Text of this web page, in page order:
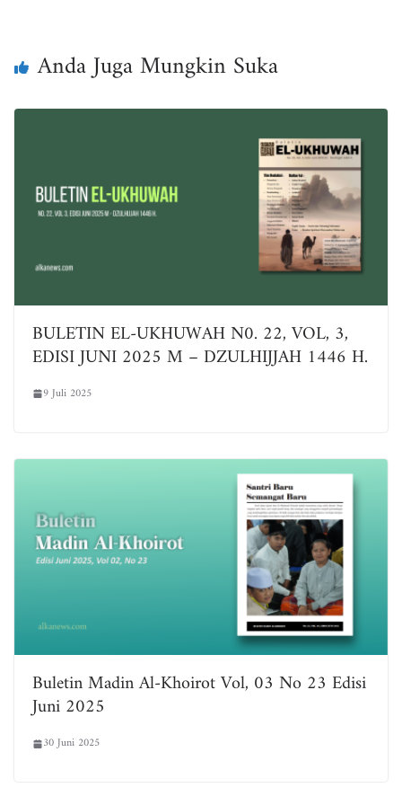
pp
Anda Juga Mungkin Suka
BULETIN EL-UKHUWAH N0. 22, VOL, 3,
EDISI JUNI 2025 M – DZULHIJJAH 1446 H.
9 Juli 2025
Buletin Madin Al-Khoirot Vol, 03 No 23 Edisi
Juni 2025
30 Juni 2025